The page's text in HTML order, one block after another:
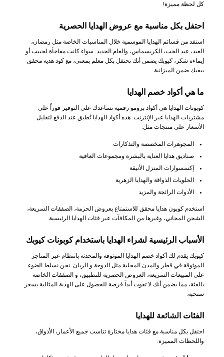
كل لحظة مميزة!
احتفل بكل مناسبة مع عروض الهدايا الحصرية
استفد من قسائم الهدايا الموسمية خلال المناسبات الخاصة مثل رمضان،
العيد، عيد الحب، الكريسماس، والعام الجديد. سواء كانت مفاجأة لحبيب أو
إيماءة شكر، كيوبك يضمن أنك تحتفل بكل معلم بمعنى، مع كود هديه محقق
يبقيك ضمن الميزانية.
ما هي أكواد خصم الهدايا
كوبونات الهدايا هي أكواد برومو رقمية تساعدك على التوفير فوراً على
مشتريات الهدايا عبر الإنترنت. هذه أكواد الهدايا تُطبق عند الدفع لتقليل
الأسعار على منتجات مثل:
المجوهرات المخصصة والتذكارات
صناديق هدايا العناية بالبشرة ومجموعات العافية
إكسسوارات المنزل الأنيقة
الحلويات الذواقة والهدايا الزهرية
الأدوات الرائجة والمزيد
استخدم كوبون هدايا محقق للاستمتاع بعروض الحزمة، الصفقات السريعة،
الشحن المجاني، وغيرها من المكافآت عبر فئات الهدايا الرئيسية.
الأسباب الرئيسية لشراء الهدايا باستخدام كوبونات كيوبك
كيوبك يقدم لك أكواد خصم الهدايا الموثوقة والمحدثة بانتظام عبر المتاجر
الموثوقة في قطر والمدن المحلية مثل الدوحة و الريان. نحن نسلط الضوء
على المبيعات السريعة، العروض الحصرية للتطبيق، و الصفقات الخاصة
بالفئة، مما يضمن أنك لا تفوت أبداً فرصة للحصول على الهدية المثالية بسعر
ستحبه.
الفئات الشائعة للهدايا
احتفل بكل مناسبة مع فئات هدايا مختارة تناسب جميع الأعمار، الأذواق،
واللحظات المميزة.